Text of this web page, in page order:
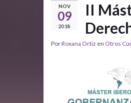
NOV
09
2018
II
PorRoxana Ortiz en Otros